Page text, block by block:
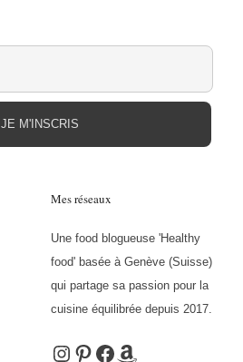
Mes réseaux
Une food blogueuse 'Healthy
food' basée à Genève (Suisse)
qui partage sa passion pour la
cuisine équilibrée depuis 2017.
Instagram
Pinterest
Facebook
Amazon
JE M'INSCRIS